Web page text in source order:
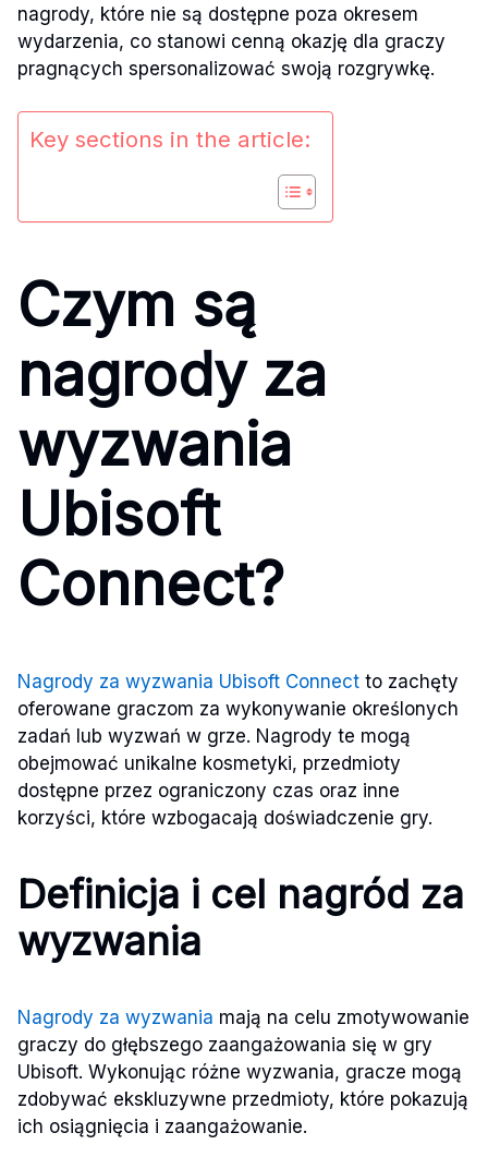
nagrody, które nie są dostępne poza okresem
wydarzenia, co stanowi cenną okazję dla graczy
pragnących spersonalizować swoją rozgrywkę.
Key sections in the article:
Czym są
nagrody za
wyzwania
Ubisoft
Connect?
Nagrody za wyzwania Ubisoft Connect to zachęty
oferowane graczom za wykonywanie określonych
zadań lub wyzwań w grze. Nagrody te mogą
obejmować unikalne kosmetyki, przedmioty
dostępne przez ograniczony czas oraz inne
korzyści, które wzbogacają doświadczenie gry.
Definicja i cel nagród za
wyzwania
Nagrody za wyzwania mają na celu zmotywowanie
graczy do głębszego zaangażowania się w gry
Ubisoft. Wykonując różne wyzwania, gracze mogą
zdobywać ekskluzywne przedmioty, które pokazują
ich osiągnięcia i zaangażowanie.